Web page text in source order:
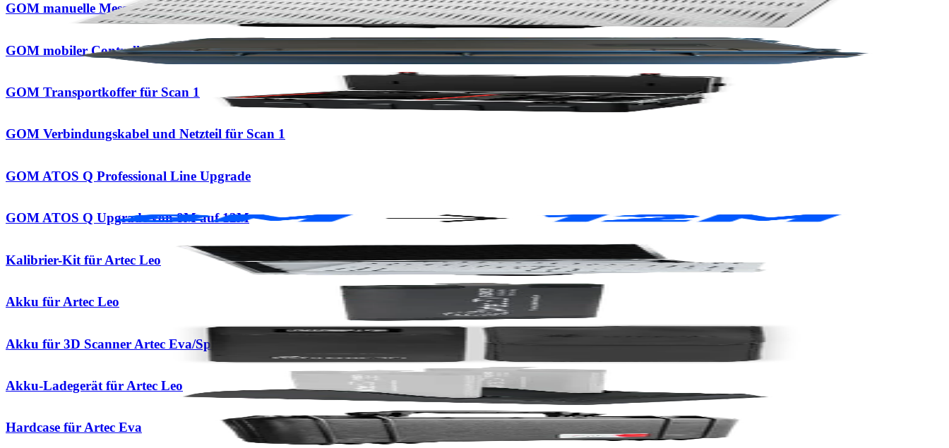
GOM manuelle Messplatte 350x350mm
GOM mobiler Controller für ATOS Q
GOM Transportkoffer für Scan 1
GOM Verbindungskabel und Netzteil für Scan 1
GOM ATOS Q Professional Line Upgrade
GOM ATOS Q Upgrade von 8M auf 12M
Kalibrier-Kit für Artec Leo
Akku für Artec Leo
Akku für 3D Scanner Artec Eva/Spider
Akku-Ladegerät für Artec Leo
Hardcase für Artec Eva